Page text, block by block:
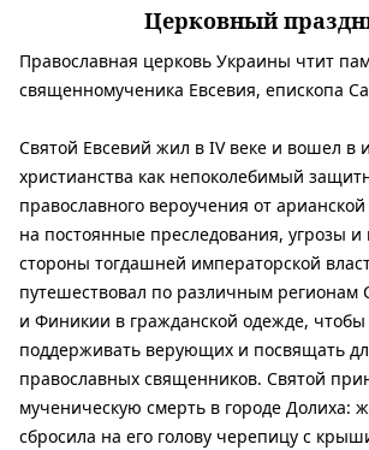
Церковный
Православная церковь Украины чтит
священномученика Евсевия, епископа
Святой Евсевий жил в IV веке и вошел в
христианства как непоколебимый
православного вероучения от
на постоянные преследования, угрозы и
стороны тогдашней императорской
путешествовал по различным регионам
и Финикии в гражданской одежде, чтобы
поддерживать верующих и посвящать
православных священников. Святой
мученическую смерть в городе Долиха:
сбросила на его голову черепицу с